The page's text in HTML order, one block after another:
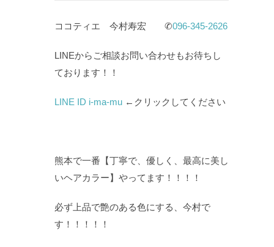
ココティエ 今村寿宏 ✆096-345-2626
LINEからご相談お問い合わせもお待ちし
ております！！
LINE ID i-ma-mu ←クリックしてください
熊本で一番【丁寧で、優しく、最高に美し
いヘアカラー】やってます！！！！
必ず上品で艶のある色にする、今村で
す！！！！！